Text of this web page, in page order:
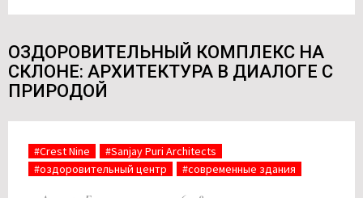
ОЗДОРОВИТЕЛЬНЫЙ КОМПЛЕКС НА
СКЛОНЕ: АРХИТЕКТУРА В ДИАЛОГЕ С
ПРИРОДОЙ
#Crest Nine
#Sanjay Puri Architects
#оздоровительный центр
#современные здания